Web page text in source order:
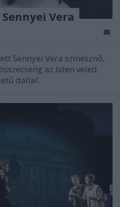
Vera
Sennyei Vera színésznő,
az Isten veled
dallal.